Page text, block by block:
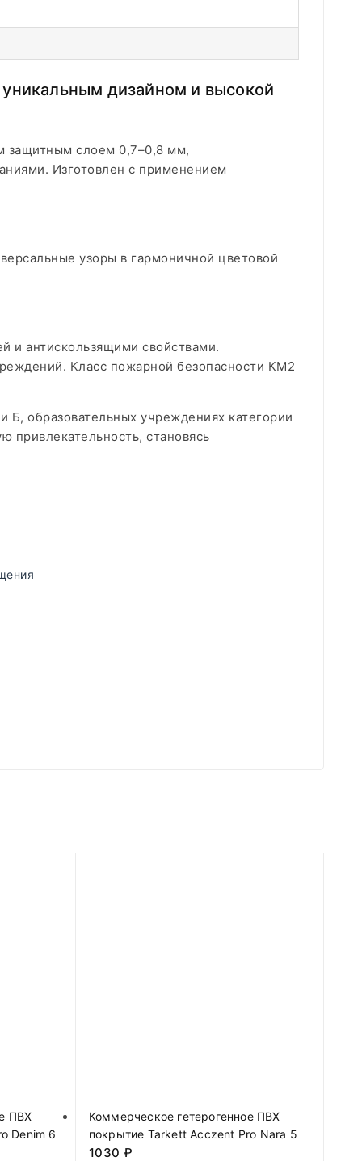
дизайном и высокой
защитным слоем 0,7–0,8 мм,
Изготовлен с применением
узоры в гармоничной цветовой
и антискользящими свойствами.
Класс пожарной безопасности КМ2
Б, образовательных учреждениях категории
привлекательность, становясь
ПВХ
Denim 6
Коммерческое гетерогенное ПВХ
покрытие Tarkett Acczent Pro Nara 5
1030₽